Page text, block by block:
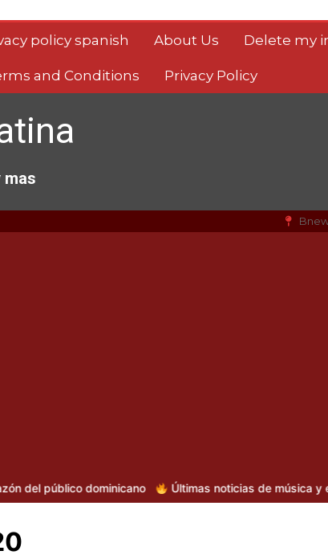
policy spanish About Us Delete my
and Conditions Privacy Policy
mas
Últimas noticias de música y entretenimiento (29